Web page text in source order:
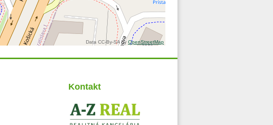
Data CC-By-SA by OpenStreetMap
Kontakt